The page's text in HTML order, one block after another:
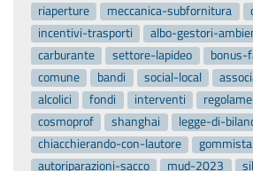
riaperture
meccanica-subfornitura
incentivi-trasporti
albo-gestori-
carburante
settore-lapideo bonus-
comune
bandi social-local
alcolici
fondi interventi
cosmoprof
shanghai
legge-di-
chiacchierando-con-lautore
gommista
autoriparazioni-sacco
mud-2023